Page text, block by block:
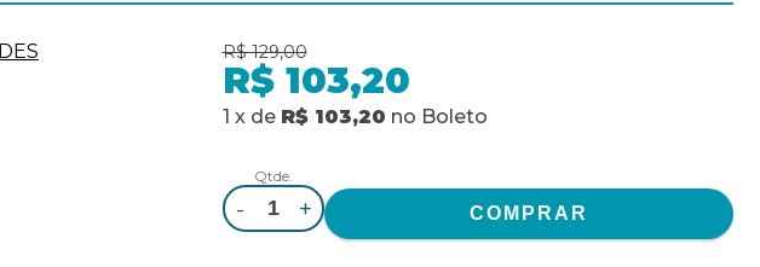
R$ 129,00
R$ 103,20
1 x de R$ 103,20 no Boleto
Qtde.
- +